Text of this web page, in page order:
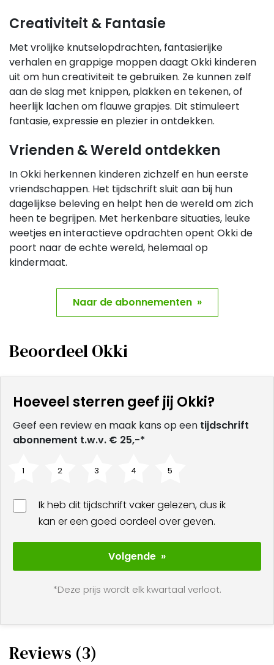
Creativiteit & Fantasie
Met vrolijke knutselopdrachten, fantasierijke
verhalen en grappige moppen daagt Okki kinderen
uit om hun creativiteit te gebruiken. Ze kunnen zelf
aan de slag met knippen, plakken en tekenen, of
heerlijk lachen om flauwe grapjes. Dit stimuleert
fantasie, expressie en plezier in ontdekken.
Vrienden & Wereld ontdekken
In Okki herkennen kinderen zichzelf en hun eerste
vriendschappen. Het tijdschrift sluit aan bij hun
dagelijkse beleving en helpt hen de wereld om zich
heen te begrijpen. Met herkenbare situaties, leuke
weetjes en interactieve opdrachten opent Okki de
poort naar de echte wereld, helemaal op
kindermaat.
Naar de abonnementen »
Beoordeel Okki
Hoeveel sterren geef jij Okki?
Geef een review en maak kans op een tijdschrift
abonnement t.w.v. € 25,-*
5
4
3
2
1
Ik heb dit tijdschrift vaker gelezen, dus ik
kan er een goed oordeel over geven.
Volgende »
*Deze prijs wordt elk kwartaal verloot.
Reviews (3)